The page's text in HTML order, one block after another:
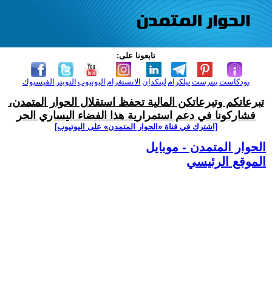
تابعونا على:
الفيسبوك التويتر اليوتيوب الانستغرام لينكدإن تيلكرامبنترست بودكاست
تبرعاتكم وتبرعاتكن المالية تحفظ استقلال الحوار المتمدن،
فشاركونا في دعم استمرارية هذا الفضاء اليساري الحر
[اشترك في قناة ‫«الحوار المتمدن» على اليوتيوب]
الحوار المتمدن - موبايل
الموقع الرئيسي